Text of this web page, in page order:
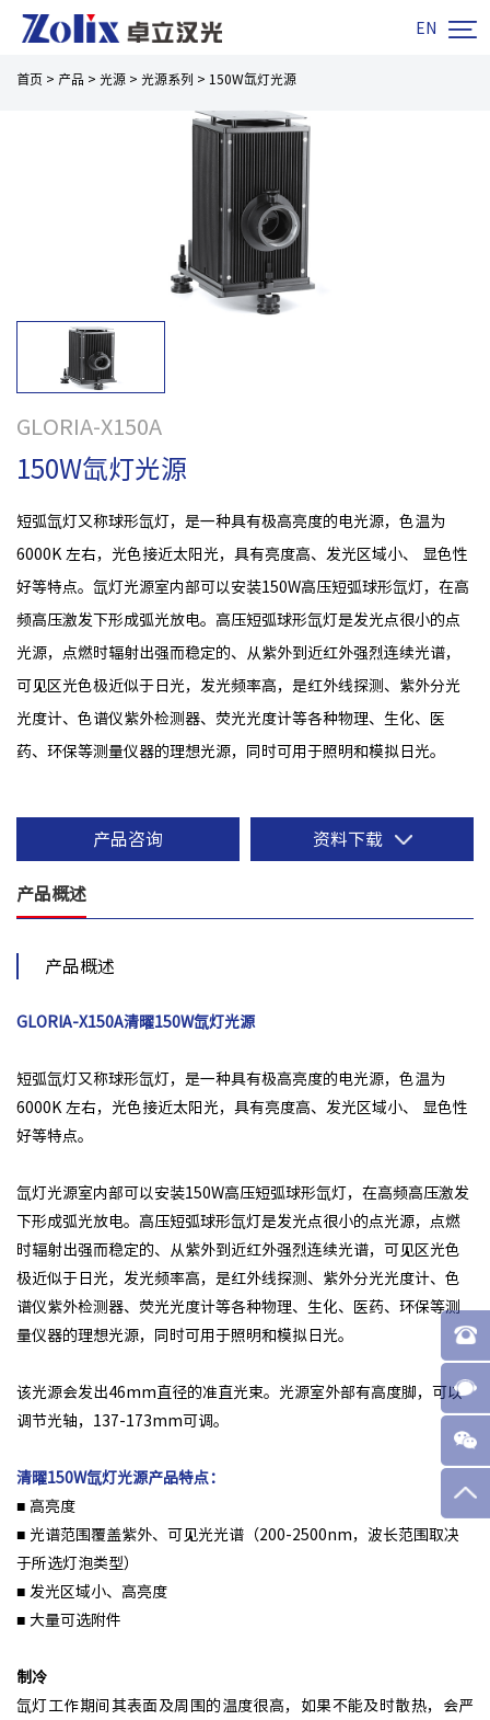
EN 
首页 > 产品 > 光源 > 光源系列 > 150W氙灯光源
GLORIA-X150A
150W氙灯光源
短弧氙灯又称球形氙灯，是一种具有极高亮度的电光源，色温为
6000K 左右，光色接近太阳光，具有亮度高、发光区域小、 显色性
好等特点。氙灯光源室内部可以安装150W高压短弧球形氙灯，在高
频高压激发下形成弧光放电。高压短弧球形氙灯是发光点很小的点
光源，点燃时辐射出强而稳定的、从紫外到近红外强烈连续光谱，
可见区光色极近似于日光，发光频率高，是红外线探测、紫外分光
光度计、色谱仪紫外检测器、荧光光度计等各种物理、生化、医
药、环保等测量仪器的理想光源，同时可用于照明和模拟日光。
产品咨询 资料下载
产品概述
产品概述
GLORIA-X150A清曜150W氙灯光源
短弧氙灯又称球形氙灯，是一种具有极高亮度的电光源，色温为
6000K 左右，光色接近太阳光，具有亮度高、发光区域小、 显色性
好等特点。
氙灯光源室内部可以安装150W高压短弧球形氙灯，在高频高压激发
下形成弧光放电。高压短弧球形氙灯是发光点很小的点光源，点燃
时辐射出强而稳定的、从紫外到近红外强烈连续光谱，可见区光色
极近似于日光，发光频率高，是红外线探测、紫外分光光度计、色
谱仪紫外检测器、荧光光度计等各种物理、生化、医药、环保等测
量仪器的理想光源，同时可用于照明和模拟日光。
该光源会发出46mm直径的准直光束。光源室外部有高度脚，可以
调节光轴，137-173mm可调。
清曜150W氙灯光源产品特点：
■ 高亮度
■ 光谱范围覆盖紫外、可见光光谱（200-2500nm，波长范围取决
于所选灯泡类型）
■ 发光区域小、高亮度
■ 大量可选附件
制冷
氙灯工作期间其表面及周围的温度很高，如果不能及时散热，会严